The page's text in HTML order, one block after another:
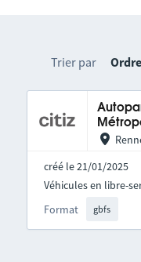
Trier par
créé le 21/01/2025
Format gbfs
Véhicules en libre-